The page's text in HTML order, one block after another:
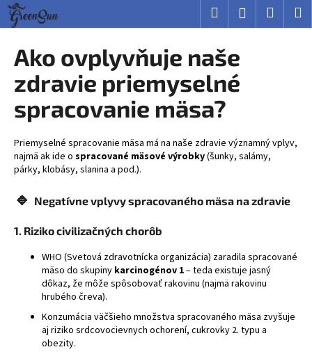
Prejsť
obsah
Hľadať Prihlásenie
Ako ovplyvňuje naše
zdravie priemyselné
spracovanie mäsa?
Priemyselné spracovanie mäsa má na naše zdravie významný vplyv,
najmä ak ide o spracované mäsové výrobky(šunky, salámy,
párky, klobásy, slanina a pod.).
🔹 Negatívne vplyvy spracovaného mäsa na zdravie
1. Riziko civilizačných chorôb
WHO (Svetová zdravotnícka organizácia) zaradila spracované
mäso do skupiny karcinogénov 1– teda existuje jasný
dôkaz, že môže spôsobovať rakovinu (najmä rakovinu
hrubého čreva).
Konzumácia väčšieho množstva spracovaného mäsa zvyšuje
aj riziko srdcovocievnych ochorení, cukrovky 2. typu a
obezity.
K
o
Č
o
p
t
r
b
j